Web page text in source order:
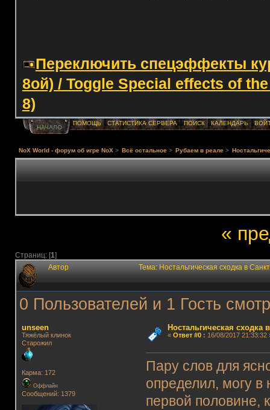
Переключить спецэффекты
8ой) / Toggle Special effects of
8)
НАЧАЛО
ПОМОЩЬ СТАТИСТИКА СЕРВЕРА ПОИСК КАЛЕНДАРЬ
NoX World - форум об игре NoX > Всё остальное > Рубаем в реале >
«
Страниц: [1]
Автор Тема: Ностальгическая сходка в
0 Пользователей и 1 Гость
unseen
Тяжёлый клинок
Старожил
Карма: 172
Оффлайн
Сообщений: 1379
Ностальгическая сходка
« Ответ #0: 16/08/2017 21:33:32
Пару слов для
определил, могу в
первой половине,